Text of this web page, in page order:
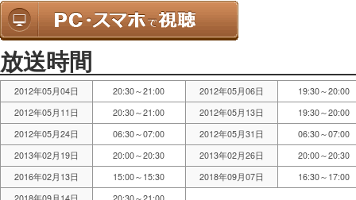
放送時間
2012年05月04日 20:30～21:00 2012年05月06日
19:30～20:00
2012年05月11日
20:30～21:00 2012年05月13日
19:30～20:00
2012年05月24日
06:30～07:00 2012年05月31日
06:30～07:00
2013年02月19日
20:00～20:30 2013年02月26日
20:00～20:30
2016年02月13日
15:00～15:30 2018年09月07日
16:30～17:00